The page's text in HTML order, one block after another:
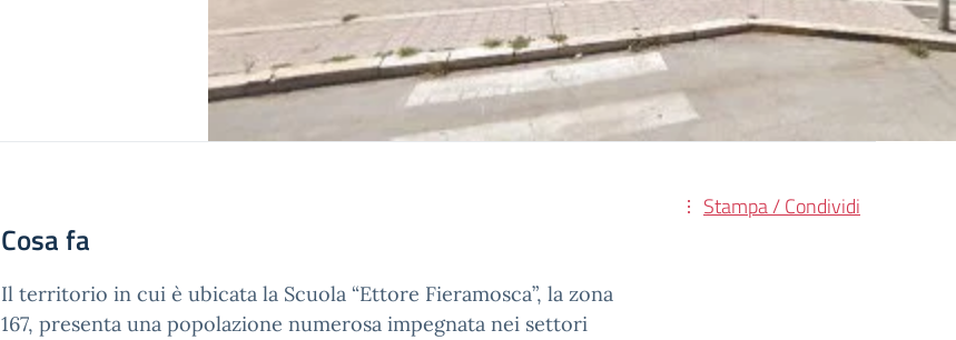
Stampa / Condividi
Cosa fa
Il territorio in cui è ubicata la Scuola “Ettore Fieramosca”, la zona
167, presenta una popolazione numerosa impegnata nei settori